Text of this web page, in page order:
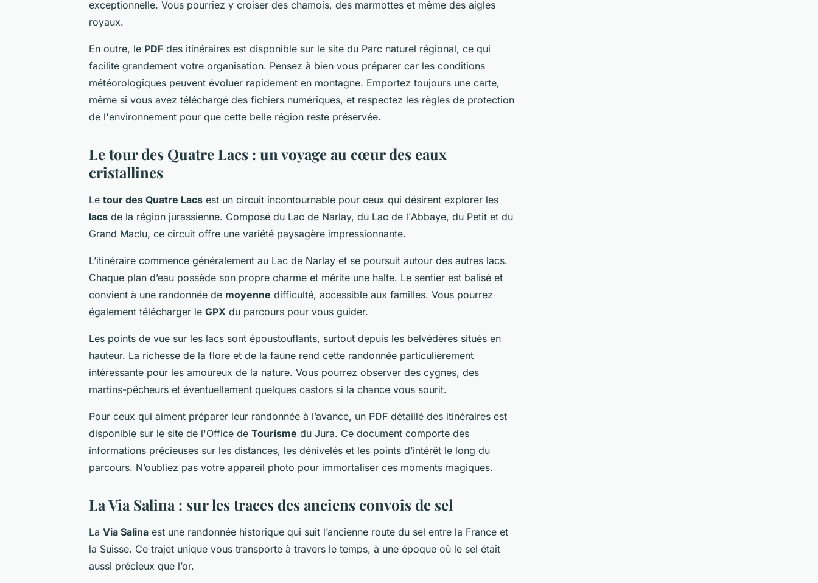
exceptionnelle. Vous pourriez y croiser des chamois, des marmottes et même des aigles
royaux.
En outre, le PDF des itinéraires est disponible sur le site du Parc naturel régional, ce qui
facilite grandement votre organisation. Pensez à bien vous préparer car les conditions
météorologiques peuvent évoluer rapidement en montagne. Emportez toujours une carte,
même si vous avez téléchargé des fichiers numériques, et respectez les règles de protection
de l'environnement pour que cette belle région reste préservée.
Le tour des Quatre Lacs : un voyage au cœur des eaux
cristallines
Le tour des Quatre Lacs est un circuit incontournable pour ceux qui désirent explorer les
lacs de la région jurassienne. Composé du Lac de Narlay, du Lac de l'Abbaye, du Petit et du
Grand Maclu, ce circuit offre une variété paysagère impressionnante.
L’itinéraire commence généralement au Lac de Narlay et se poursuit autour des autres lacs.
Chaque plan d’eau possède son propre charme et mérite une halte. Le sentier est balisé et
convient à une randonnée de moyenne difficulté, accessible aux familles. Vous pourrez
également télécharger le GPX du parcours pour vous guider.
Les points de vue sur les lacs sont époustouflants, surtout depuis les belvédères situés en
hauteur. La richesse de la flore et de la faune rend cette randonnée particulièrement
intéressante pour les amoureux de la nature. Vous pourrez observer des cygnes, des
martins-pêcheurs et éventuellement quelques castors si la chance vous sourit.
Pour ceux qui aiment préparer leur randonnée à l’avance, un PDF détaillé des itinéraires est
disponible sur le site de l'Office de Tourisme du Jura. Ce document comporte des
informations précieuses sur les distances, les dénivelés et les points d’intérêt le long du
parcours. N’oubliez pas votre appareil photo pour immortaliser ces moments magiques.
La Via Salina : sur les traces des anciens convois de sel
La Via Salina est une randonnée historique qui suit l’ancienne route du sel entre la France et
la Suisse. Ce trajet unique vous transporte à travers le temps, à une époque où le sel était
aussi précieux que l’or.